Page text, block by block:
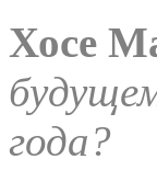
Хосе
года?